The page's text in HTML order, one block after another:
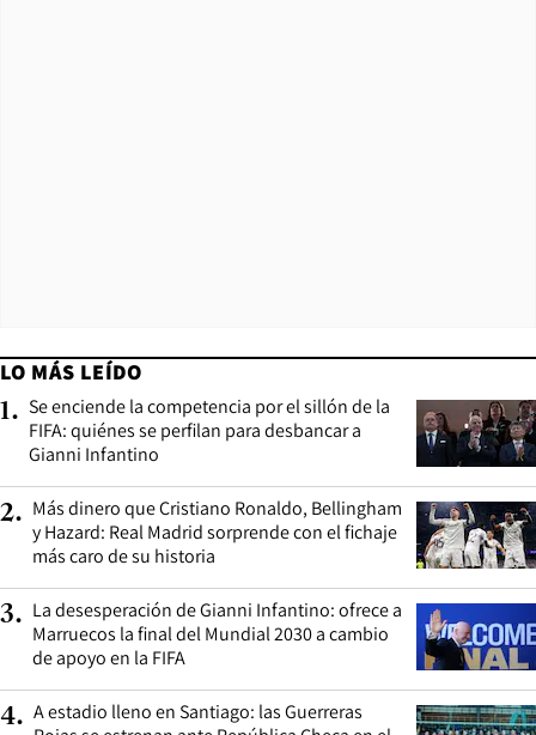
LO MÁS LEÍDO
1. Se enciende la competencia por el sillón de la
FIFA: quiénes se perfilan para desbancar a
Gianni Infantino
2. Más dinero que Cristiano Ronaldo, Bellingham
y Hazard: Real Madrid sorprende con el fichaje
más caro de su historia
3. La desesperación de Gianni Infantino: ofrece a
Marruecos la final del Mundial 2030 a cambio
de apoyo en la FIFA
4. A estadio lleno en Santiago: las Guerreras